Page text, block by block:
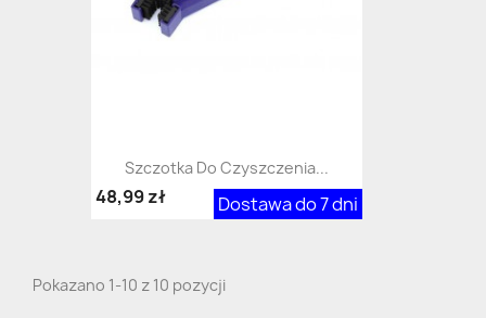
Szczotka Do Czyszczenia...
Dostawa do 7 dni
48,99 zł
Pokazano 1-10 z 10 pozycji